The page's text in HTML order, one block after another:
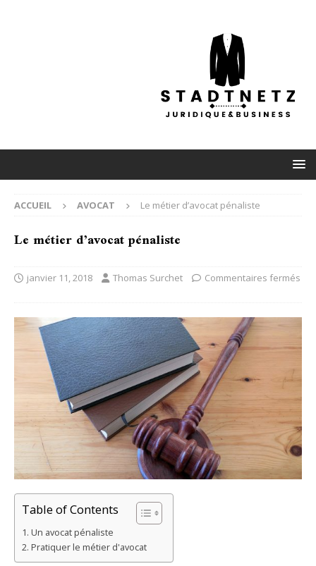
ACCUEIL AVOCAT Le métier d’avocat pénaliste
Le métier d’avocat pénaliste
janvier 11, 2018 Thomas Surchet Commentaires fermés
Table of Contents
Un avocat pénaliste
Pratiquer le métier d'avocat